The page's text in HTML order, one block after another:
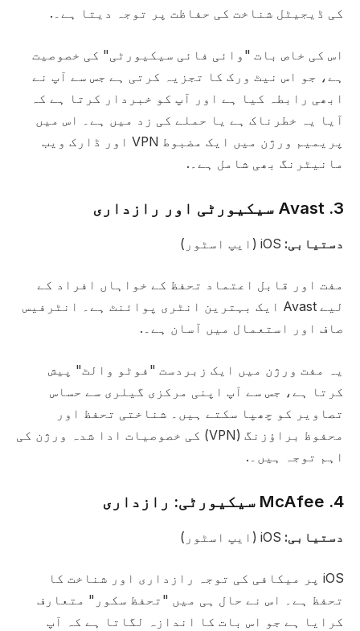
کی ڈیجیٹل شناخت کی حفاظت پر توجہ دیتا ہے۔.
اس کی خاص بات "وائی فائی سیکیورٹی" کی خصوصیت
ہے، جو اس نیٹ ورک کا تجزیہ کرتی ہے جس سے آپ نے
ابھی رابطہ کیا ہے اور آپ کو خبردار کرتا ہے کہ
آیا یہ خطرناک ہے یا حملے کی زد میں ہے۔ اس میں
پریمیم ورژن میں ایک مضبوط VPN اور ڈارک ویب
مانیٹرنگ بھی شامل ہے۔.
3. Avast سیکیورٹی اور رازداری
دستیابی:
مفت اور قابل اعتماد تحفظ کے خواہاں افراد کے
لیے Avast ایک بہترین انٹری پوائنٹ ہے۔ انٹرفیس
صاف اور استعمال میں آسان ہے۔.
یہ مفت ورژن میں ایک زبردست "فوٹو والٹ" پیش
کرتا ہے، جس سے آپ اپنی مرکزی گیلری سے حساس
تصاویر کو چھپا سکتے ہیں۔ شناختی تحفظ اور
محفوظ براؤزنگ (VPN) کی خصوصیات ادا شدہ ورژن کی
اہم توجہ ہیں۔.
4. McAfee سیکیورٹی: رازداری
دستیابی:
iOS پر میکافی کی توجہ رازداری اور شناخت کا
تحفظ ہے۔ اس نے حال ہی میں "تحفظ سکور" متعارف
کرایا ہے جو اس بات کا اندازہ لگاتا ہے کہ آپ